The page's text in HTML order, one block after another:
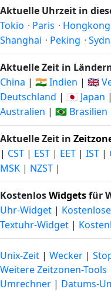
Aktuelle Uhrzeit in
Tokio · Paris · Hongkong
Shanghai · Peking ·
Aktuelle Zeit in
China | 🇮🇳 Indien | 🇬🇧
Deutschland | 🇯🇵 Japan |
Australien | 🇧🇷 Brasilien
Aktuelle Zeit in
| CST | EST | EET | IST |
MSK | NZST |
KostenlosWidgetsfür
Uhr-Widget |
Textuhr-Widget |
Unix-Zeit | Wecker |
Weitere Zeitzonen-Tools
Umrechner | Datums-